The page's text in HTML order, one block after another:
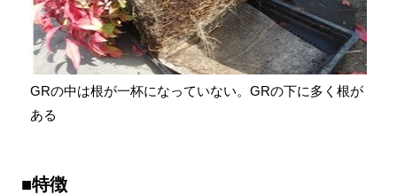
GRの中は根が一杯になっていない。GRの下に多く根が
ある
■特徴